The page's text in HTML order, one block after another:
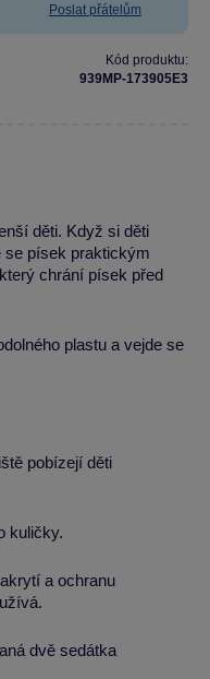
Poslat přátelům
Kód produktu:
939MP-173905E3
děti. Když si děti
se písek praktickým
chrání písek před
plastu a vejde se
pobízejí děti
kuličky.
a ochranu
dvě sedátka